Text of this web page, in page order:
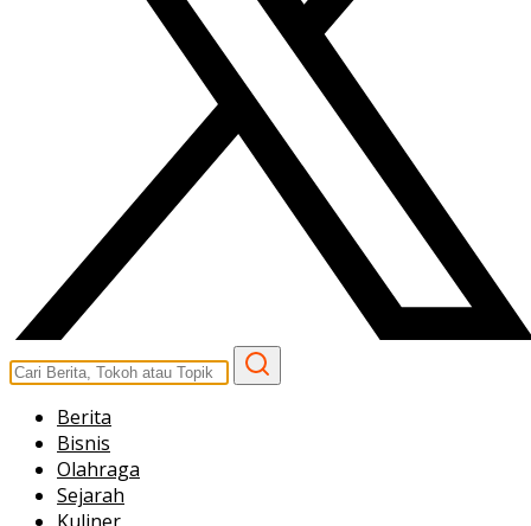
Berita
Bisnis
Olahraga
Sejarah